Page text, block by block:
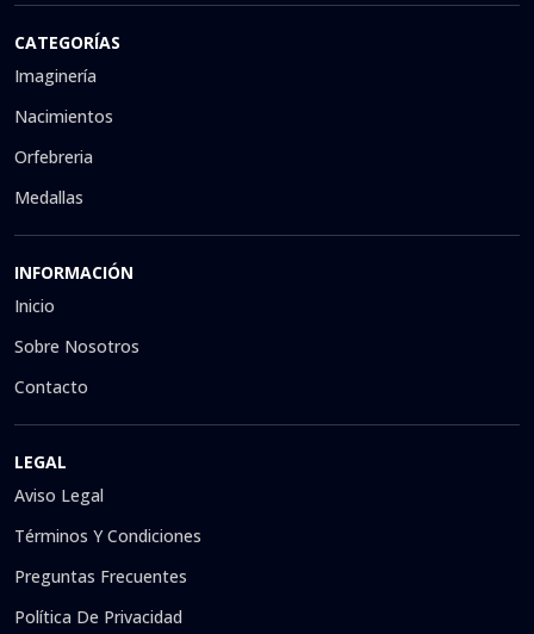
CATEGORÍAS
Imaginería
Nacimientos
Orfebreria
Medallas
INFORMACIÓN
Inicio
Sobre Nosotros
Contacto
LEGAL
Aviso Legal
Términos Y Condiciones
Preguntas Frecuentes
Política De Privacidad